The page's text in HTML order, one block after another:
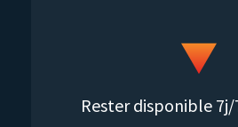
Rester disponible